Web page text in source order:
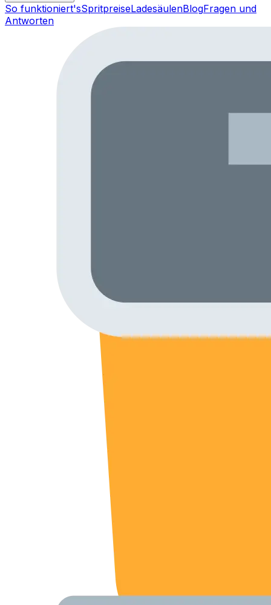
So funktioniert'sSpritpreiseLadesäulenBlogFragen und
Antworten